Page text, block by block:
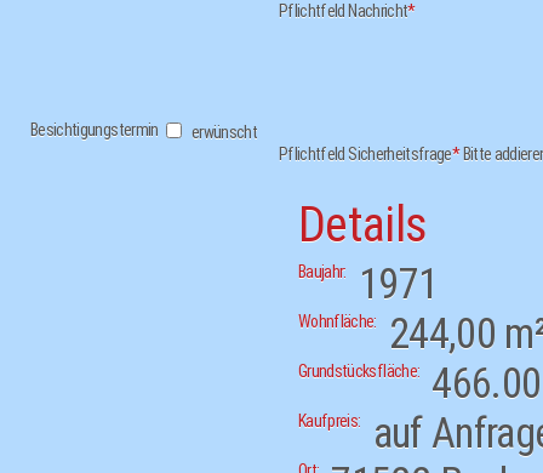
Pflichtfeld Nachricht*
Besichtigungstermin
erwünscht
Pflichtfeld Sicherheitsfrage* Bitte
Details
Baujahr: 1971
Wohnfläche: 244,00
Grundstücksfläche:
Kaufpreis: auf